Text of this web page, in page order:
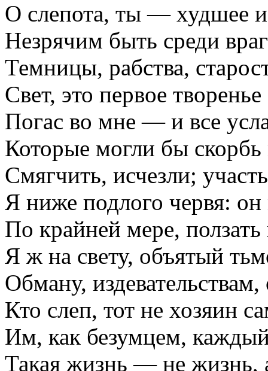
О слепота, ты — худшее
Незрячим быть среди
Темницы, рабства,
Свет, это первое
Погас во мне — и все
Которые могли бы
Смягчить, исчезли;
Я ниже подлого червя:
По крайней мере, ползать
Я ж на свету, объятый
Обману,
Кто слеп, тот не хозяин
Им, как безумцем,
Такая жизнь — не жизнь,